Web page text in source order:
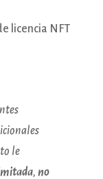
licencia NFT
le
,no